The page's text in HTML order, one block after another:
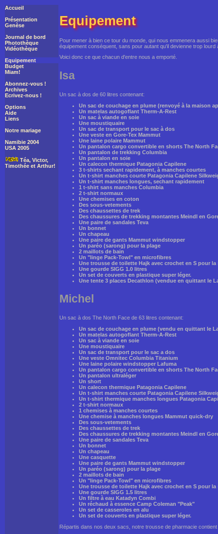
Accueil
Présentation
Genèse
Journal de bord
Photothèque
Vidéothèque
Equipement
Budget
Miam!
Abonnez-vous !
Archives
Ecrivez-nous !
Options
Aide
Liens
Notre mariage
Namibie 2004
USA 2005
Téa, Victor,
Timothée et Arthur!
Equipement
Pour mener à bien ce tour du monde, qui nous emmenera aussi
équipement conséquent, sans pour autant qu'il devienne trop lourd
Voici donc ce que chacun d'entre nous a emporté.
Isa
Un sac à dos de 60 litres contenant:
Un sac de couchage en plume (renvoyé à la maison
Un matelas autogoflant Therm-A-Rest
Un sac à viande en soie
Une moustiquaire
Un sac de transport pour le sac à dos
Une veste en Gore-Tex Mammut
Une laine polaire Mammut
Un pantalon cargo convertible en shorts The North
Un pantalon de trekking Columbia
Un pantalon en soie
Un calecon thermique Patagonia Capilene
3 t-shirts sechant rapidement, à manches courtes
Un t-shirt manches courte Patagonia Capilene
Un t-shirt manches longues, sechant rapidement
1 t-shirt sans manches Columbia
2 t-shirt normaux
Une chemises en coton
Des sous-vetements
Des chaussettes de trek
Des chaussures de trekking montantes Meindl en
Une paire de sandales Teva
Un bonnet
Un chapeau
Une paire de gants Mammut windstopper
Un paréo (sarong) pour la plage
2 maillots de bain
Un "linge Pack-Towl" en microfibres
Une trousse de toilette Hajk avec crochet en S pour la
Une gourde SIGG 1.0 litres
Un set de couverts en plastique super léger.
Une tente 3 places Decathlon (vendue en quittant le
Michel
Un sac à dos The North Face de 63 litres contenant:
Un sac de couchage en plume (vendu en quittant le
Un matelas autogoflant Therm-A-Rest
Un sac à viande en soie
Une moustiquaire
Un sac de transport pour le sac a dos
Une veste Omnitec Columbia Titanium
Une laine polaire windstopper Lafuma
Un pantalon cargo convertible en shorts The North
Un pantalon ultraléger
Un short
Un calecon thermique Patagonia Capilene
Un t-shirt manches courte Patagonia Capilene
Un t-shirt thermique manches longues Patagonia
2 t-shirt normaux
1 chemises à manches courtes
Une chemise à manches longues Mammut quick-dry
Des sous-vetements
Des chaussettes de trek
Des chaussures de trekking montantes Meindl en
Une paire de sandales Teva
Un bonnet
Un chapeau
Une casquette
Une paire de gants Mammut windstopper
Un paréo (sarong) pour la plage
2 maillots de bain
Un "linge Pack-Towl" en microfibres
Une trousse de toilette Hajk avec crochet en S pour la
Une gourde SIGG 1.5 litres
Un filtre à eau Katadyn Combi
Un réchaud à essence Camp Coleman "Peak"
Un set de casseroles en alu
Un set de couverts en plastique super léger.
Répartis dans nos deux sacs, notre trousse de pharmacie